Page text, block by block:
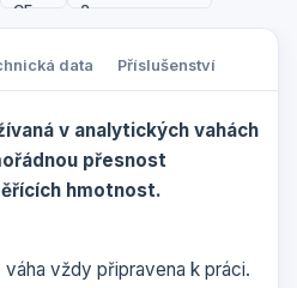
data Příslušenství
v analytických vahách
přesnost
hmotnost.
vždy připravena k práci.